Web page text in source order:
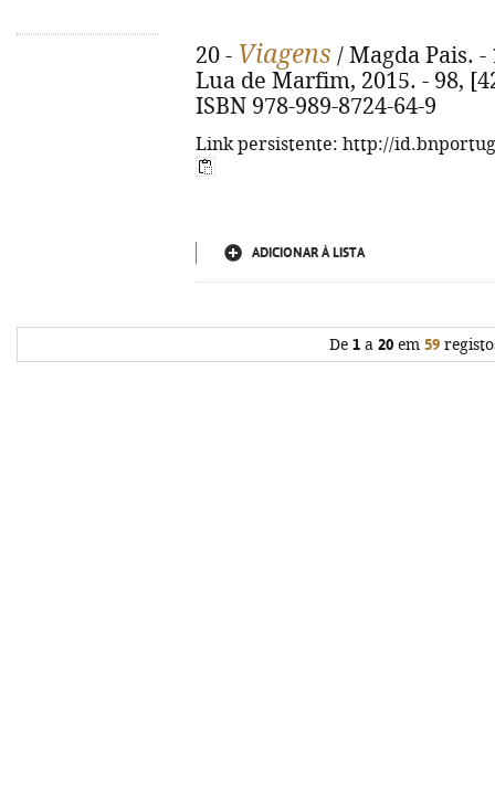
20 - Viagens / Magda Pais. -
Lua de Marfim, 2015. - 98,
ISBN 978-989-8724-64-9
Link persistente: http://
ADICIONAR À LISTA
De 1a 20em 59